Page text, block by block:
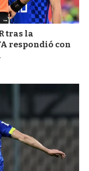
tras la
respondió con